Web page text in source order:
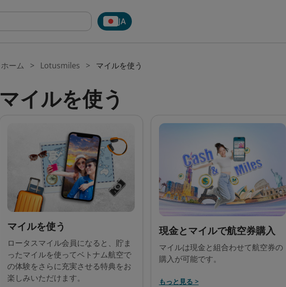
JA
ホーム Lotusmiles マイルを使う
マイルを使う
マイルを使う
ロータスマイル会員になると、貯ま
ったマイルを使ってベトナム航空で
の体験をさらに充実させる特典をお
楽しみいただけます。
現金とマイルで航空券購入
マイルは現金と組合わせて航空券の
購入が可能です。
もっと見る >